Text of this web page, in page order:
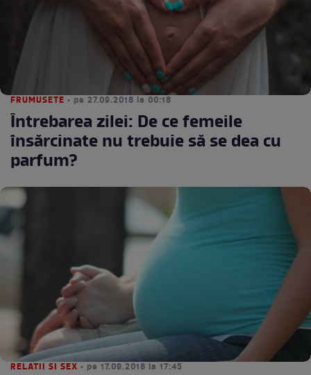
FRUMUSETE • pe 27.09.2018 la 00:18
Întrebarea zilei: De ce femeile
însărcinate nu trebuie să se dea cu
parfum?
RELATII SI SEX • pe 17.09.2018 la 17:45